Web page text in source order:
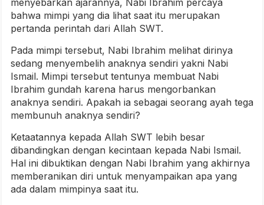
menyebarkan ajarannya, Nabi Ibrahim percaya
bahwa mimpi yang dia lihat saat itu merupakan
pertanda perintah dari Allah SWT.
Pada mimpi tersebut, Nabi Ibrahim melihat dirinya
sedang menyembelih anaknya sendiri yakni Nabi
Ismail. Mimpi tersebut tentunya membuat Nabi
Ibrahim gundah karena harus mengorbankan
anaknya sendiri. Apakah ia sebagai seorang ayah tega
membunuh anaknya sendiri?
Ketaatannya kepada Allah SWT lebih besar
dibandingkan dengan kecintaan kepada Nabi Ismail.
Hal ini dibuktikan dengan Nabi Ibrahim yang akhirnya
memberanikan diri untuk menyampaikan apa yang
ada dalam mimpinya saat itu.